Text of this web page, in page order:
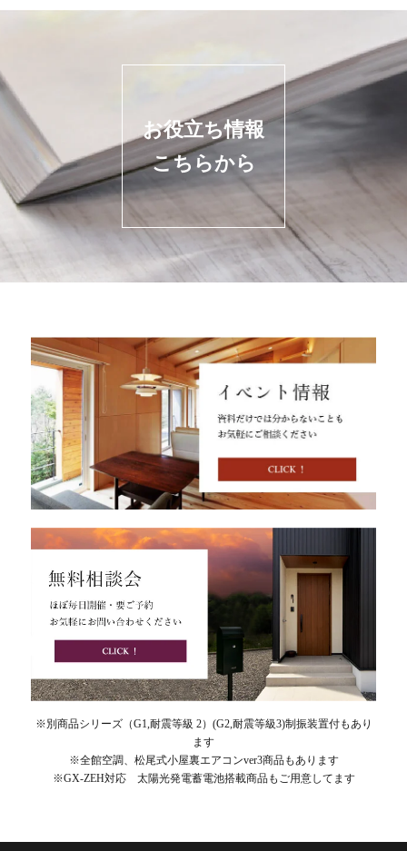
お役立ち情報
こちらから
※別商品シリーズ（G1,耐震等級 2）(G2,耐震等級3)制振装置付もあり
ます
※全館空調、松尾式小屋裏エアコンver3商品もあります
※GX-ZEH対応 太陽光発電蓄電池搭載商品もご用意してます